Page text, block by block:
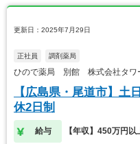
更新日：2025年7月29日
正社員 調剤薬局
ひので薬局 別館 株式会社タワ
【広島県・尾道市】土
休2日制
給与 【年収】450万円以